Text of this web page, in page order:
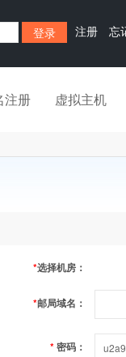
注册 忘
注册 虚拟主机
*选择机房：
*邮局域名：
*密码：